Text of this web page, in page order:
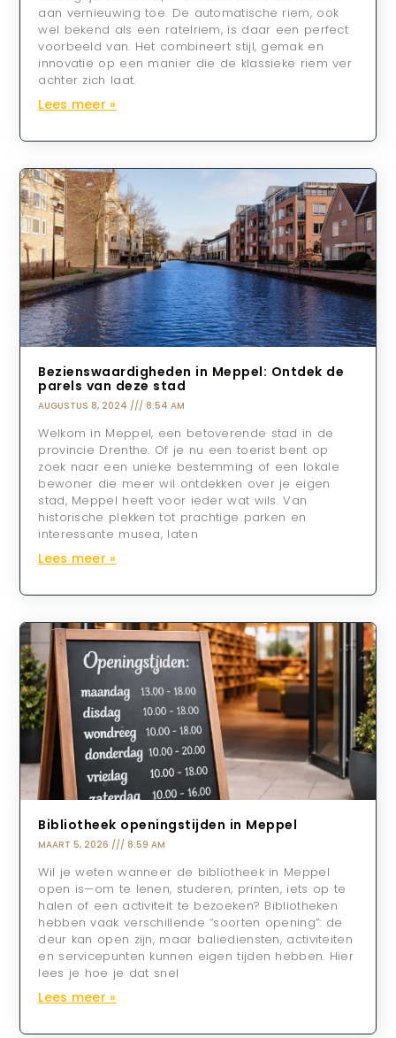
aan vernieuwing toe. De automatische riem, ook
wel bekend als een ratelriem, is daar een perfect
voorbeeld van. Het combineert stijl, gemak en
innovatie op een manier die de klassieke riem ver
achter zich laat.
Lees meer »
Bezienswaardigheden in Meppel: Ontdek de
parels van deze stad
AUGUSTUS 8, 2024 8:54 AM
Welkom in Meppel, een betoverende stad in de
provincie Drenthe. Of je nu een toerist bent op
zoek naar een unieke bestemming of een lokale
bewoner die meer wil ontdekken over je eigen
stad, Meppel heeft voor ieder wat wils. Van
historische plekken tot prachtige parken en
interessante musea, laten
Lees meer »
Bibliotheek openingstijden in Meppel
MAART 5, 2026 8:59 AM
Wil je weten wanneer de bibliotheek in Meppel
open is—om te lenen, studeren, printen, iets op te
halen of een activiteit te bezoeken? Bibliotheken
hebben vaak verschillende “soorten opening”: de
deur kan open zijn, maar baliediensten, activiteiten
en servicepunten kunnen eigen tijden hebben. Hier
lees je hoe je dat snel
Lees meer »